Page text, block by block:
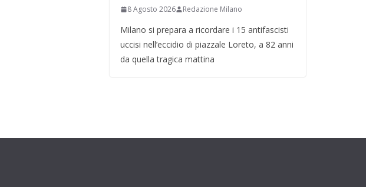
8 Agosto 2026 Redazione Milano
Milano si prepara a ricordare i 15 antifascisti
uccisi nell’eccidio di piazzale Loreto, a 82 anni
da quella tragica mattina